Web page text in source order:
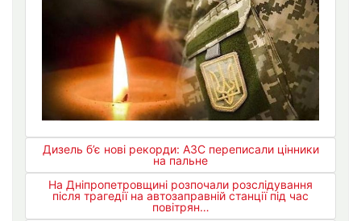
Дизель б’є нові рекорди: АЗС переписали цінники
на пальне
На Дніпропетровщині розпочали розслідування
після трагедії на автозаправній станції під час
повітрян…